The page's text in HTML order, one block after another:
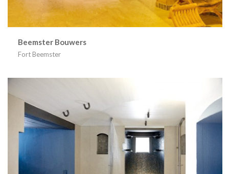
Beemster Bouwers
Fort Beemster